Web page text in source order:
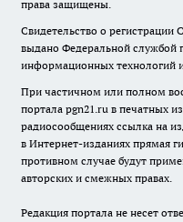
права защищены.
Свидетельство о
выдано Федеральной службой
информационных технологий
При частичном или полном
портала pgn21.ru в печатных
радиосообщениях ссылка на
в Интернет-изданиях прямая
противном случае будут
авторских и смежных правах.
Редакция портала не несет